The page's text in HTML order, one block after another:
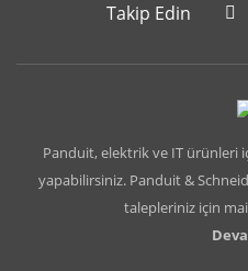
Takip Edin
Panduit, elektrik ve IT ürünleri
yapabilirsiniz. Panduit &
talepleriniz için